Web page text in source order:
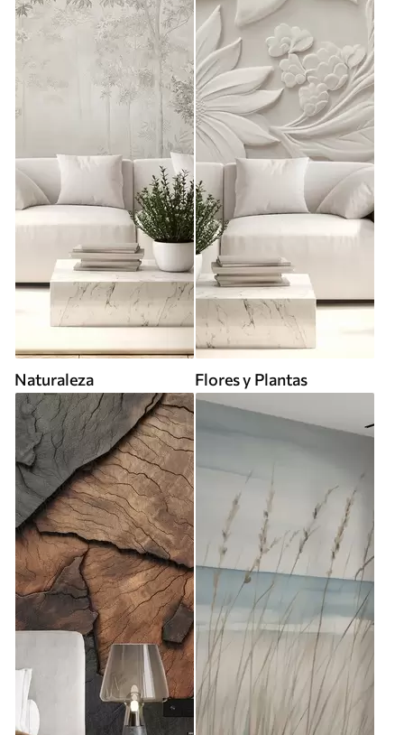
Naturaleza Flores y Plantas